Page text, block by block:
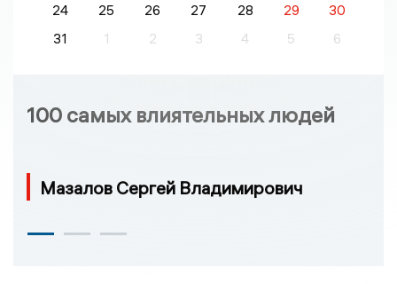
24
25 26 27 28 29
30
31
1 2 3 4 5 6
100 самых влиятельных людей
Мазалов Сергей Владимирович